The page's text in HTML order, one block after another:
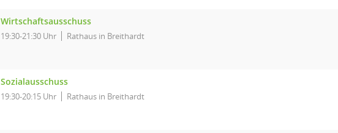
Wirtschaftsausschuss
19:30-21:30 Uhr Rathaus in Breithardt
Sozialausschuss
19:30-20:15 Uhr Rathaus in Breithardt